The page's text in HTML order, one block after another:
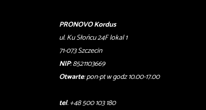
PRONOVO Kordus
ul. Ku Słońcu 24F lokal 1
71-073 Szczecin
NIP: 8521103669
Otwarte: pon-pt w godz 10.00-17.00
tel. +48 500 103 180